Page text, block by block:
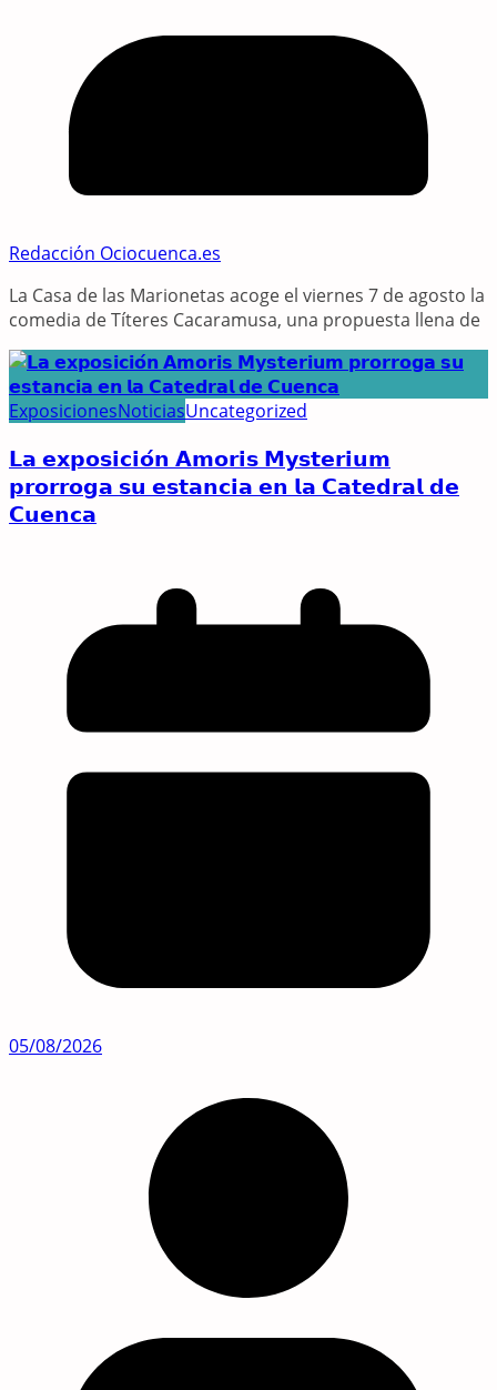
Redacción Ociocuenca.es
La Casa de las Marionetas acoge el viernes 7 de agosto la
comedia de Títeres Cacaramusa, una propuesta llena de
ExposicionesNoticiasUncategorized
𝗟𝗮 𝗲𝘅𝗽𝗼𝘀𝗶𝗰𝗶𝗼́𝗻 𝗔𝗺𝗼𝗿𝗶𝘀 𝗠𝘆𝘀𝘁𝗲𝗿𝗶𝘂𝗺
𝗽𝗿𝗼𝗿𝗿𝗼𝗴𝗮 𝘀𝘂 𝗲𝘀𝘁𝗮𝗻𝗰𝗶𝗮 𝗲𝗻 𝗹𝗮 𝗖𝗮𝘁𝗲𝗱𝗿𝗮𝗹 𝗱𝗲
𝗖𝘂𝗲𝗻𝗰𝗮
05/08/2026